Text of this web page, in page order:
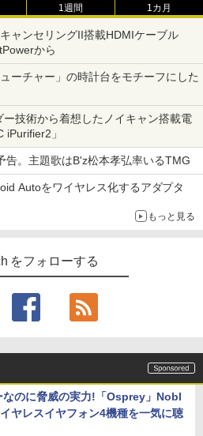
1週間 1カ月
ャンセリングII搭載HDMIケーブル
から
ーチャー」の時計台をモチーフにした
技術から着想したノイキャン搭載電
iPurifier2」
告。主題歌はB'z松本孝弘率いるTMG
Autoをワイヤレス化するアダプタ
もっと見る
をフォローする
なのに脅威の実力!「Osprey」Nobl
ヤレスイヤフォン4機種を一気に聴